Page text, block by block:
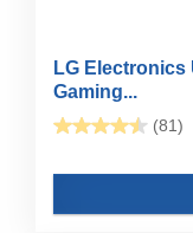
LG
Gaming...
(81)